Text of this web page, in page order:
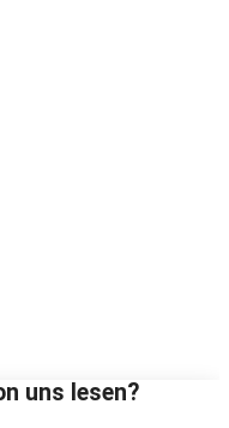
uns lesen?